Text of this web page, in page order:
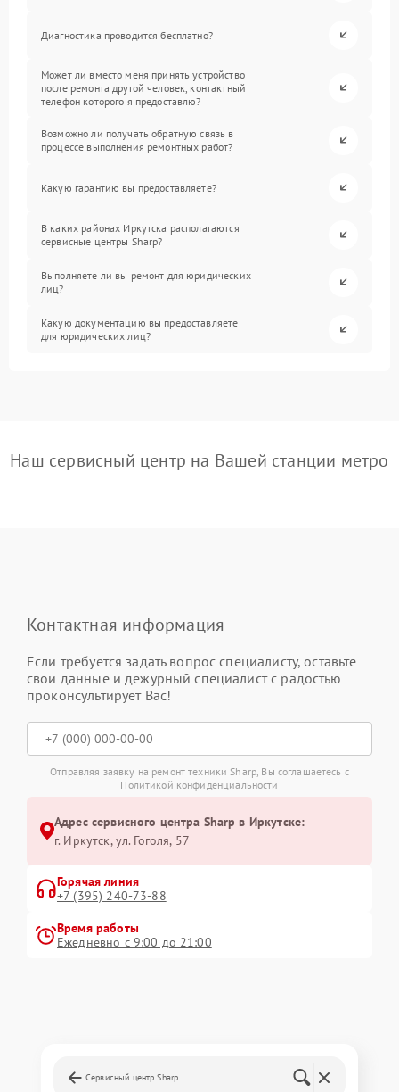
Диагностика проводится бесплатно?
Может ли вместо меня принять устройство
после ремонта другой человек, контактный
телефон которого я предоставлю?
Возможно ли получать обратную связь в
процессе выполнения ремонтных работ?
Какую гарантию вы предоставляете?
В каких районах Иркутска располагаются
сервисные центры Sharp?
Выполняете ли вы ремонт для юридических
лиц?
Какую документацию вы предоставляете
для юридических лиц?
Наш сервисный центр на Вашей станции метро
Контактная информация
Если требуется задать вопрос специалисту, оставьте
свои данные и дежурный специалист с радостью
проконсультирует Вас!
Отправляя заявку на ремонт техники Sharp, Вы соглашаетесь с
Политикой конфиденциальности
Адрес сервисного центра Sharp в Иркутске:
г. Иркутск, ул. ​Гоголя, 57
Горячая линия
+7 (395) 240-73-88
Время работы
Ежедневно с 9:00 до 21:00
Сервисный центр Sharp